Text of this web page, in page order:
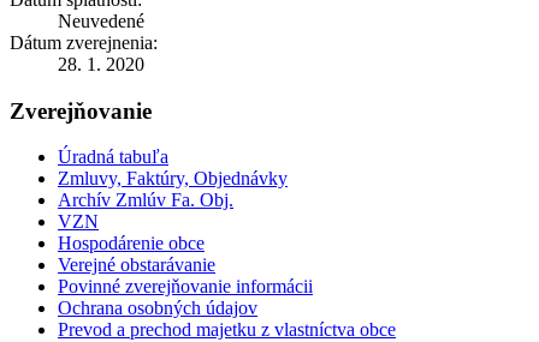
Neuvedené
Dátum zverejnenia:
28. 1. 2020
Zverejňovanie
Úradná tabuľa
Zmluvy, Faktúry, Objednávky
Archív Zmlúv Fa. Obj.
VZN
Hospodárenie obce
Verejné obstarávanie
Povinné zverejňovanie informácii
Ochrana osobných údajov
Prevod a prechod majetku z vlastníctva obce